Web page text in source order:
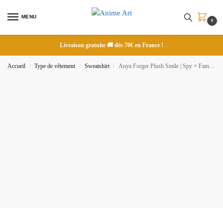
MENU
0
Livraison gratuite 🚚 dès 70€ en France !
Accueil / Type de vêtement / Sweatshirt / Anya Forger Plush Smile | Spy × Family | Sweatshirt brodé